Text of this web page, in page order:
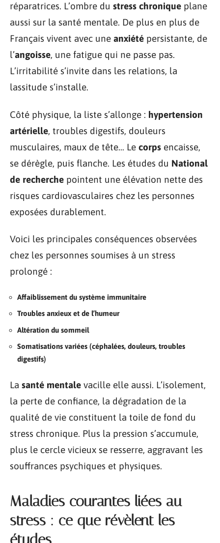
réparatrices. L’ombre du stress chronique plane
aussi sur la santé mentale. De plus en plus de
Français vivent avec une anxiété persistante, de
l’angoisse, une fatigue qui ne passe pas.
L’irritabilité s’invite dans les relations, la
lassitude s’installe.
Côté physique, la liste s’allonge : hypertension
artérielle, troubles digestifs, douleurs
musculaires, maux de tête… Le corps encaisse,
se dérègle, puis flanche. Les études du National
de recherche pointent une élévation nette des
risques cardiovasculaires chez les personnes
exposées durablement.
Voici les principales conséquences observées
chez les personnes soumises à un stress
prolongé :
Affaiblissement du système immunitaire
Troubles anxieux et de l’humeur
Altération du sommeil
Somatisations variées (céphalées, douleurs, troubles
digestifs)
La santé mentale vacille elle aussi. L’isolement,
la perte de confiance, la dégradation de la
qualité de vie constituent la toile de fond du
stress chronique. Plus la pression s’accumule,
plus le cercle vicieux se resserre, aggravant les
souffrances psychiques et physiques.
Maladies courantes liées au
stress : ce que révèlent les
études